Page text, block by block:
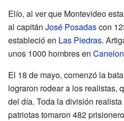
Elío, al ver que Montevideo
al capitán José Posadascon
estableció en Las Piedras.
unos 1000 hombres en
El 18 de mayo, comenzó la
lograron rodear a los realistas,
del día. Toda la división
patriotas tomaron 482